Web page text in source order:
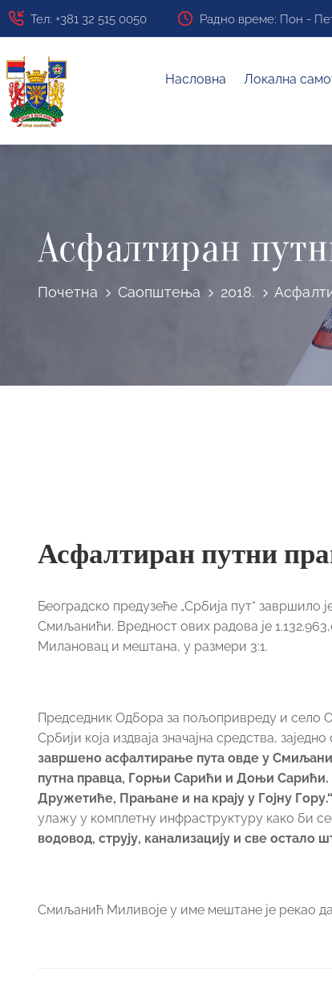
Тел: +381 32 515 0050 Радно време: Пон -
Насловна Локална
Асфалтиран
Почетна Саопштења 2018.
Асфалтиран путни
Београдско предузеће „Србија пут“
Смиљанићи. Вредност ових радова је
Милановац и мештана, у размери 3:1.
Председник Одбора за пољопривреду и село
Србији која издваја значајна средства,
завршено асфалтирање пута овде у
путна правца, Горњи Сарићи и Доњи
Дружетиће, Прањане и на крају у Гојну Гору.“
улажу у комплетну инфраструктуру како би
водовод, струју, канализацију и све остало
Смиљанић Миливоје у име мештане је рекао